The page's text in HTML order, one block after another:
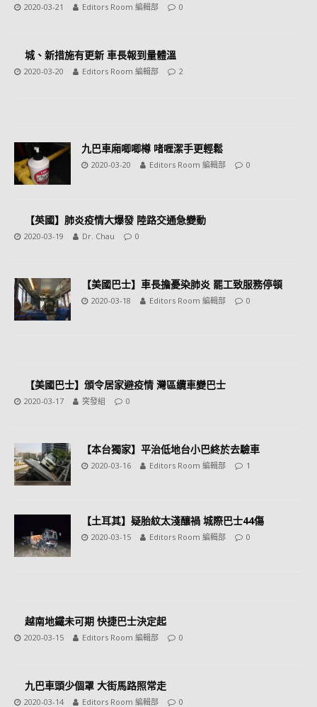
2020-03-21 Editors Room 編輯部 0
城、新措施有更新 車長報到量體溫
2020-03-20 Editors Room 編輯部 2
九巴車廂唧唧樽 啫喱潔手更輕鬆
2020-03-20 Editors Room 編輯部 0
【英國】肺炎疫情大爆發 陸路交通急變動
2020-03-19 Dr. Chau 0
【美國巴士】車長擔憂染肺炎 罷工致服務停頓
2020-03-18 Editors Room 編輯部 0
【美國巴士】頒令居家避疫情 灣區纜車變巴士
2020-03-17 突發組 0
【本台獨家】平治低地台小巴終於去驗車
2020-03-16 Editors Room 編輯部 1
【土耳其】疑胎紋太淺釀禍 城際巴士44傷
2020-03-15 Editors Room 編輯部 0
越南地鐵未可期 快捷巴士決定起
2020-03-15 Editors Room 編輯部 0
九巴車頭少個罩 大街馬路照常走
2020-03-14 Editors Room 編輯部 0